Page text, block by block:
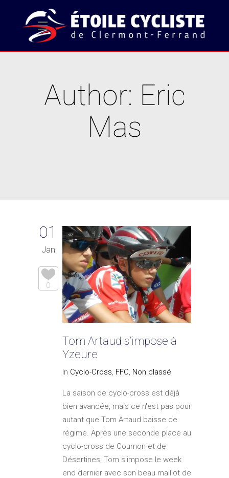
Author: Eric
Mas
01
Jan
0
Tom Artaud s’impose à
Yzeure
In Cyclo-Cross, FFC, Non classé
La saison de cyclo-cross est déjà
bien avancée, mais ce n'est pas pour
autant que Tom Artaud baisse de
régime. Après une seconde place au
cyclo-cross de Cournon et de
Désertines, Tom s'impose le week
end dernier avec son beau maillot de